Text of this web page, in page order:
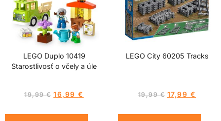
LEGO Duplo 10419
Starostlivosť o včely a úle
19,99€ 16,99€
LEGO City 60205 Tracks
19,99€ 17,99 €